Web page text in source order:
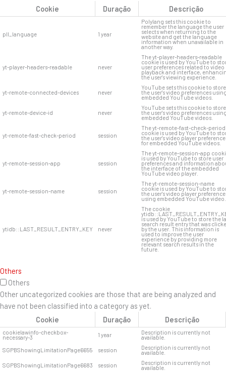
Cookie
Duração Descrição
pll_language 1 year
Polylang sets this cookie to
remember the language the user
selects when returning to the
website and get the language
information when unavailable in
another way.
yt-player-headers-readable never
The yt-player-headers-readable
cookie is used by YouTube to
user preferences related to video
playback and interface,
the user's viewing experience.
yt-remote-connected-devices never
YouTube sets this cookie to store
the user's video preferences
embedded YouTube videos.
yt-remote-device-id never
YouTube sets this cookie to store
the user's video preferences
embedded YouTube videos.
yt-remote-fast-check-period session
The yt-remote-fast-check-period
cookie is used by YouTube to
the user's video player
for embedded YouTube videos.
yt-remote-session-app session
The yt-remote-session-app
is used by YouTube to store user
preferences and information
the interface of the embedded
YouTube video player.
yt-remote-session-name session
The yt-remote-session-name
cookie is used by YouTube to
the user's video player
using embedded YouTube video.
ytidb::LAST_RESULT_ENTRY_KEY never
The cookie
is used by YouTube to store the
search result entry that was
by the user. This information is
used to improve the user
experience by providing more
relevant search results in the
future.
Others
Others
Other uncategorized cookies are those that are being analyzed and
have not been classified into a category as yet.
Cookie
Duração Descrição
cookielawinfo-checkbox-
necessary-3 1 year Description is currently not
available.
SGPBShowingLimitationPage6655
session Description is currently not
available.
SGPBShowingLimitationPage6683
session Description is currently not
available.